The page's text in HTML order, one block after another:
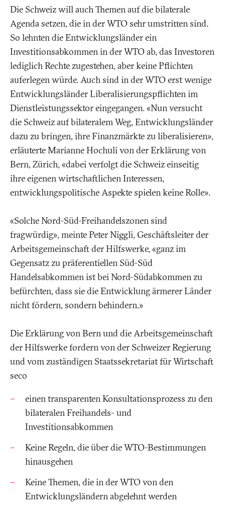
Die Schweiz will auch Themen auf die bilaterale
Agenda setzen, die in der WTO sehr umstritten sind.
So lehnten die Entwicklungsländer ein
Investitionsabkommen in der WTO ab, das Investoren
lediglich Rechte zugestehen, aber keine Pflichten
auferlegen würde. Auch sind in der WTO erst wenige
Entwicklungsländer Liberalisierungspflichten im
Dienstleistungssektor eingegangen. «Nun versucht
die Schweiz auf bilateralem Weg, Entwicklungsländer
dazu zu bringen, ihre Finanzmärkte zu liberalisieren»,
erläuterte Marianne Hochuli von der Erklärung von
Bern, Zürich, «dabei verfolgt die Schweiz einseitig
ihre eigenen wirtschaftlichen Interessen,
entwicklungspolitische Aspekte spielen keine Rolle».
«Solche Nord-Süd-Freihandelszonen sind
fragwürdig», meinte Peter Niggli, Geschäftsleiter der
Arbeitsgemeinschaft der Hilfswerke, «ganz im
Gegensatz zu präferentiellen Süd-Süd
Handelsabkommen ist bei Nord-Südabkommen zu
befürchten, dass sie die Entwicklung ärmerer Länder
nicht fördern, sondern behindern.»
Die Erklärung von Bern und die Arbeitsgemeinschaft
der Hilfswerke fordern von der Schweizer Regierung
und vom zuständigen Staatssekretariat für Wirtschaft
seco
einen transparenten Konsultationsprozess zu den
bilateralen Freihandels- und
Investitionsabkommen
Keine Regeln, die über die WTO-Bestimmungen
hinausgehen
Keine Themen, die in der WTO von den
Entwicklungsländern abgelehnt werden